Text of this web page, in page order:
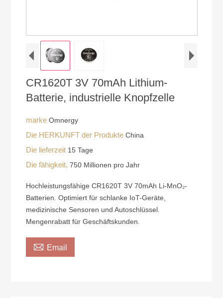
CR1620T 3V 70mAh Lithium-
Batterie, industrielle Knopfzelle
markeOmnergy
Die HERKUNFT der ProdukteChina
Die lieferzeit 15 Tage
Die fähigkeit,750 Millionen pro Jahr
Hochleistungsfähige CR1620T 3V 70mAh Li-MnO₂-
Batterien. Optimiert für schlanke IoT-Geräte,
medizinische Sensoren und Autoschlüssel.
Mengenrabatt für Geschäftskunden.
 Email